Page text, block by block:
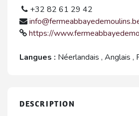
+32 82 61 29 42
https://
Langues : Néerlandais , Anglais ,
DESCRIPTION